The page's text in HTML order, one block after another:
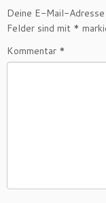
Deine E-Mail-
Felder sind mit *
Kommentar *